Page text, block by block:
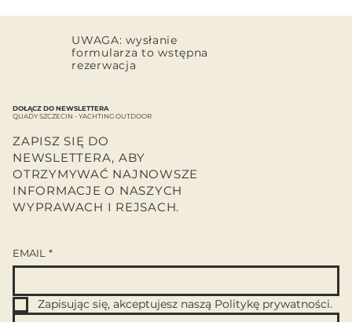
UWAGA: wysłanie
formularza to wstępna
rezerwacja
DOŁĄCZ DO NEWSLETTERA
QUADY SZCZECIN - YACHTING OUTDOOR
ZAPISZ SIĘ DO
NEWSLETTERA, ABY
OTRZYMYWAĆ NAJNOWSZE
INFORMACJE O NASZYCH
WYPRAWACH I REJSACH.
EMAIL *
Zapisując się, akceptujesz naszą Politykę prywatności.